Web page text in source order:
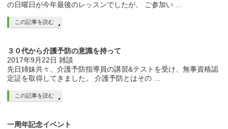
の日曜日が今年最後のレッスンでしたが、 ご参加い …
この記事を読む
３０代から介護予防の意識を持って
2017年9月22日 雑談
先日姉妹共々、介護予防指導員の講習&テストを受け、無事資格認
定証を取得してきました。 介護予防とはその …
この記事を読む
一周年記念イベント